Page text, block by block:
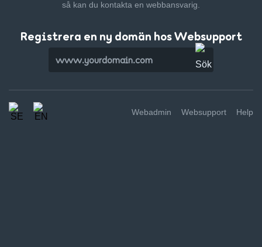
så kan du kontakta en webbansvarig.
Registrera en ny domän hos Websupport
Webadmin Websupport Help